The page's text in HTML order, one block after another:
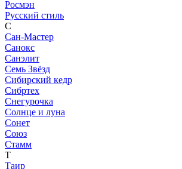
Росмэн
Русский стиль
С
Сан-Мастер
Санокс
Санэлит
Семь Звёзд
Сибирский кедр
Сибртех
Снегурочка
Солнце и луна
Сонет
Союз
Стамм
Т
Таир